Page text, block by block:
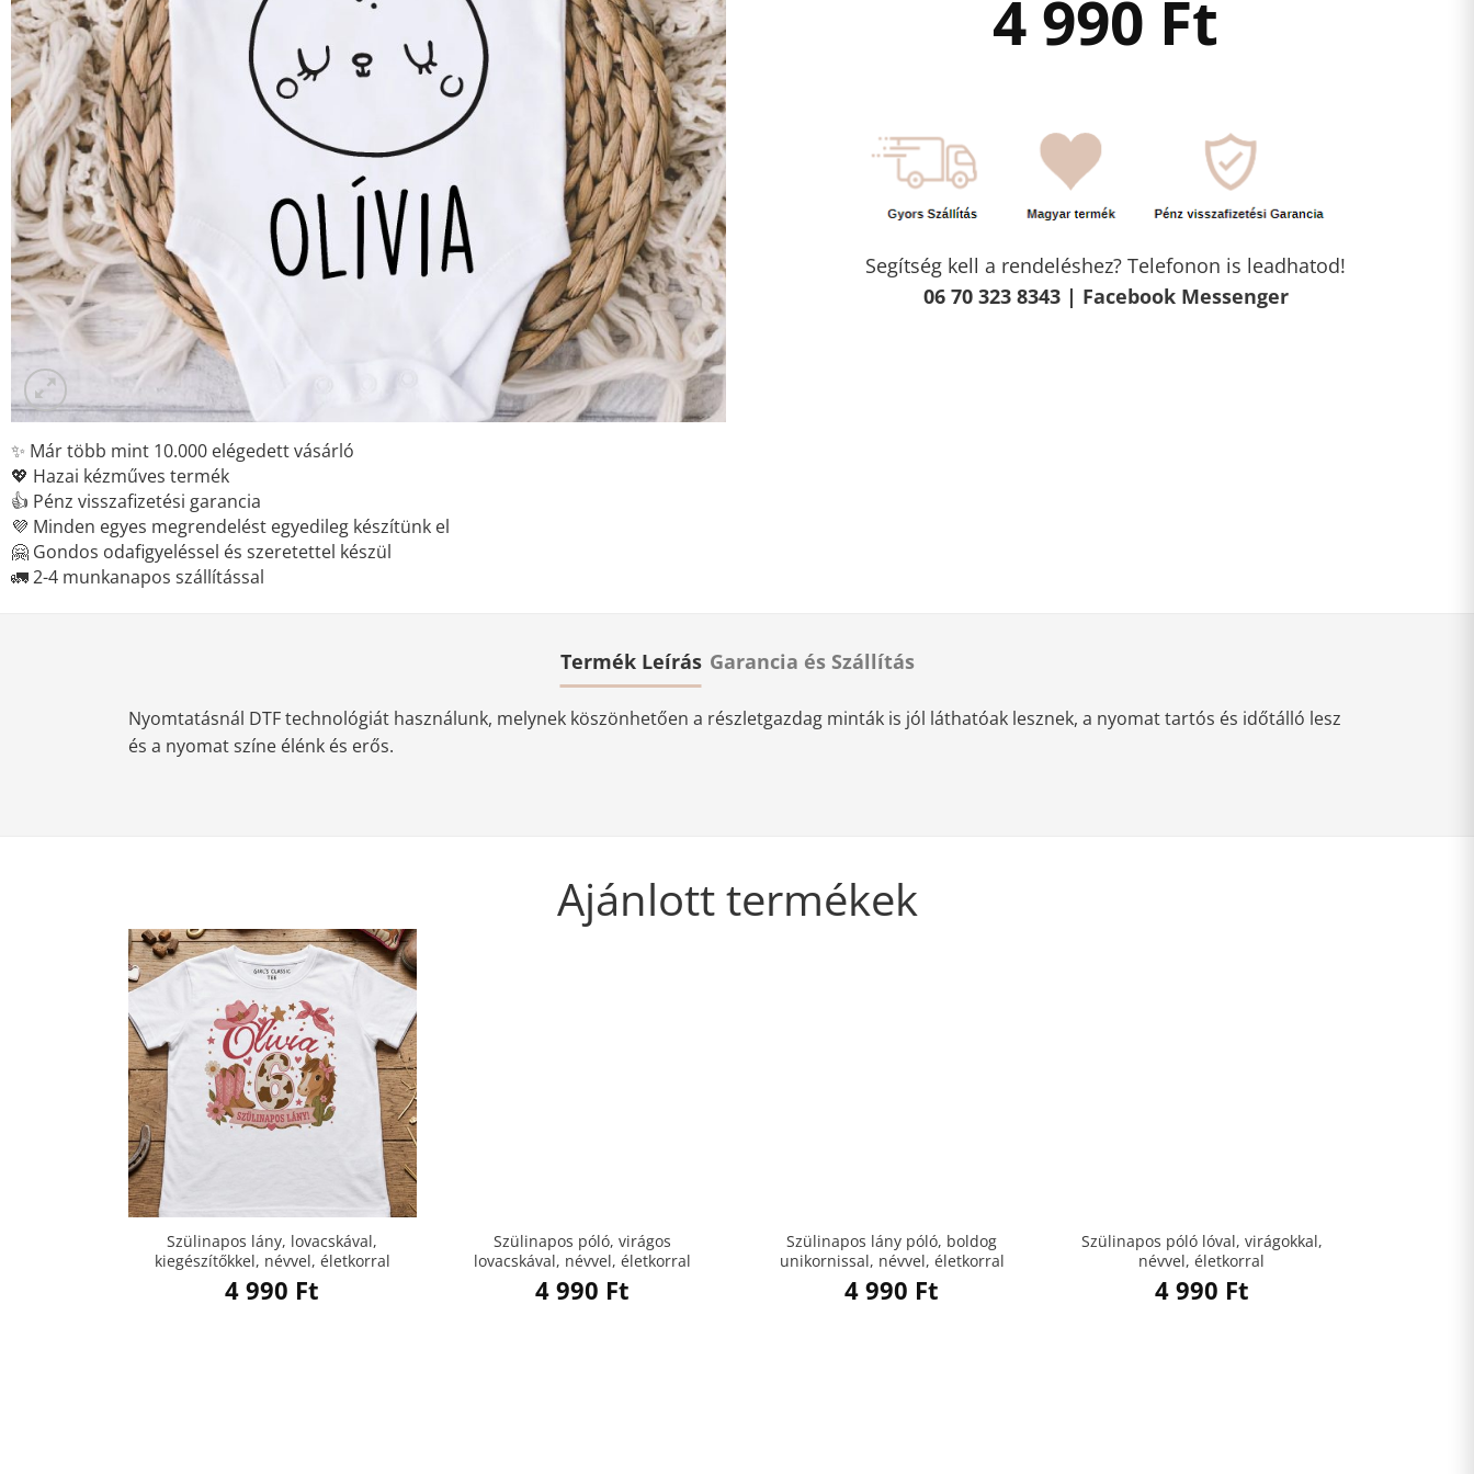
✨ Már több mint 10.000 elégedett vásárló
💖 Hazai kézműves termék
👍 Pénz visszafizetési garancia
💜 Minden egyes megrendelést egyedileg készítünk el
🤗 Gondos odafigyeléssel és szeretettel készül
🚛 2-4 munkanapos szállítással
4 990 Ft
Segítség kell a rendeléshez? Telefonon is leadhatod!
06 70 323 8343 | Facebook Messenger
Termék Leírás Garancia és Szállítás
Nyomtatásnál DTF technológiát használunk, melynek köszönhetően a részletgazdag minták is jól láthatóak lesznek, a nyomat tartós és időtálló lesz
és a nyomat színe élénk és erős.
Ajánlott termékek
Szülinapos lány, lovacskával,
kiegészítőkkel, névvel, életkorral
4 990 Ft
Szülinapos póló, virágos
lovacskával, névvel, életkorral
4 990 Ft
Szülinapos lány póló, boldog
unikornissal, névvel, életkorral
4 990 Ft
Szülinapos póló lóval, virágokkal,
névvel, életkorral
4 990 Ft